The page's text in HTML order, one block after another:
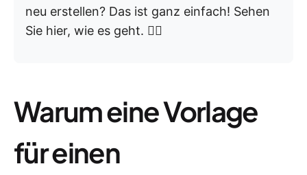
neu erstellen? Das ist ganz einfach! Sehen
Sie hier, wie es geht. 👇🏼
Warum eine Vorlage
für einen